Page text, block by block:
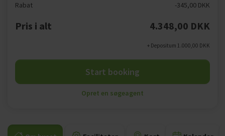
Rabat -345,00 DKK
Pris i alt 4.348,00 DKK
+ Depositum 1.000,00 DKK
Start booking
Opret en søgeagent